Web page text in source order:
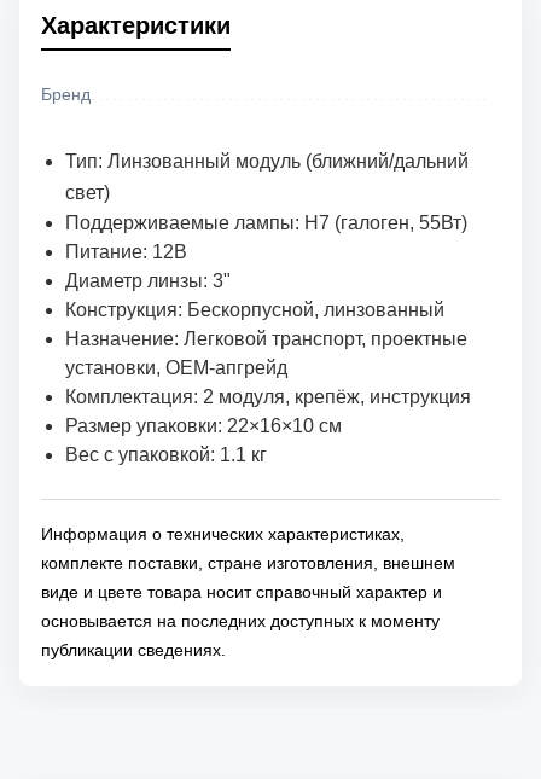
Характеристики
Бренд
Тип: Линзованный модуль (ближний/дальний
свет)
Поддерживаемые лампы: H7 (галоген, 55Вт)
Питание: 12В
Диаметр линзы: 3"
Конструкция: Бескорпусной, линзованный
Назначение: Легковой транспорт, проектные
установки, OEM-апгрейд
Комплектация: 2 модуля, крепёж, инструкция
Размер упаковки: 22×16×10 см
Вес с упаковкой: 1.1 кг
Информация о технических характеристиках,
комплекте поставки, стране изготовления, внешнем
виде и цвете товара носит справочный характер и
основывается на последних доступных к моменту
публикации сведениях.